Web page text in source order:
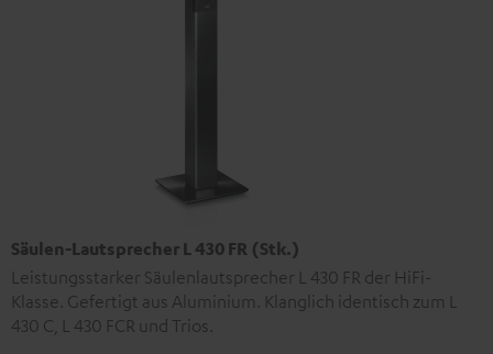
Säulen-Lautsprecher L 430 FR (Stk.)
Leistungsstarker Säulenlautsprecher L 430 FR der HiFi-
Klasse. Gefertigt aus Aluminium. Klanglich identisch zum L
430 C, L 430 FCR und Trios.